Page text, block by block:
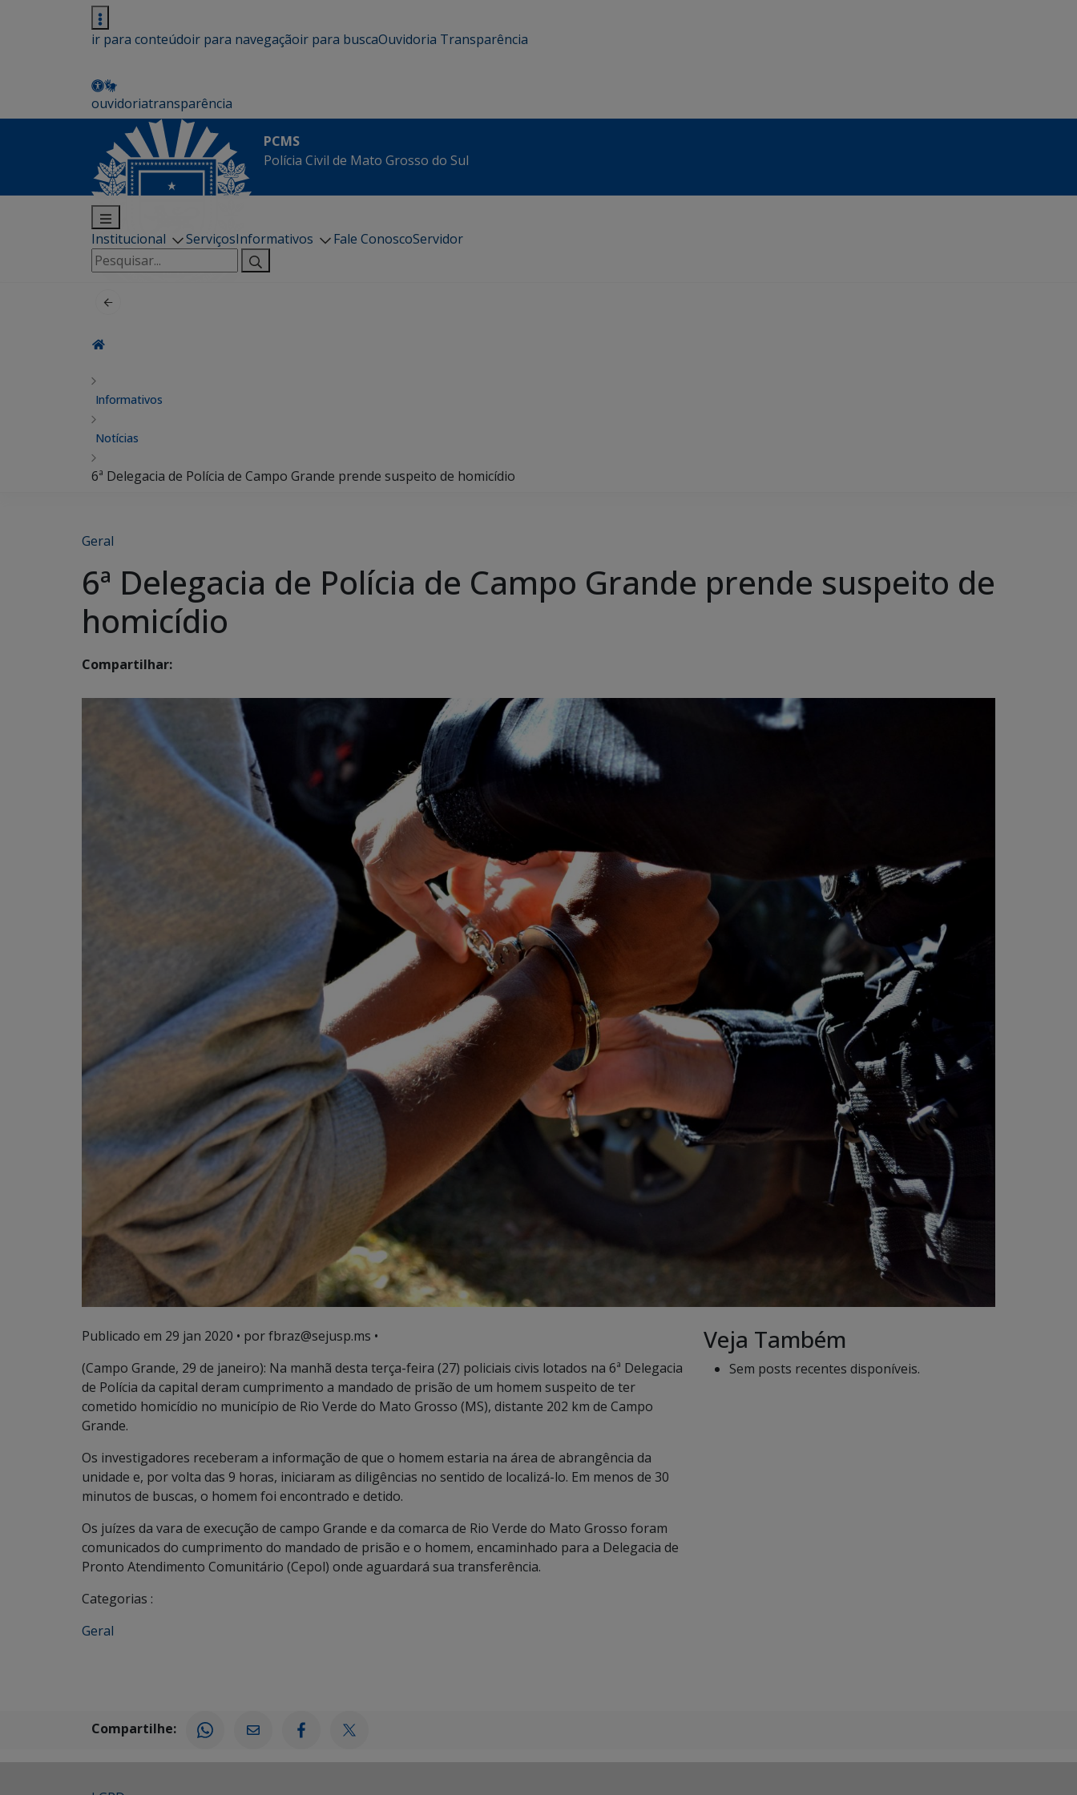
ir para conteúdoir para navegaçãoir para buscaOuvidoria Transparência
ouvidoriatransparência
PCMS
Polícia Civil de Mato Grosso do Sul
Institucional ServiçosInformativos Fale ConoscoServidor
Pesquisar
por:
Informativos
Notícias
6ª Delegacia de Polícia de Campo Grande prende suspeito de homicídio
Geral
6ª Delegacia de Polícia de Campo Grande prende suspeito de
homicídio
Compartilhar:
Publicado em 29 jan 2020 • por fbraz@sejusp.ms •
(Campo Grande, 29 de janeiro): Na manhã desta terça-feira (27) policiais civis lotados na 6ª Delegacia
de Polícia da capital deram cumprimento a mandado de prisão de um homem suspeito de ter
cometido homicídio no município de Rio Verde do Mato Grosso (MS), distante 202 km de Campo
Grande.
Os investigadores receberam a informação de que o homem estaria na área de abrangência da
unidade e, por volta das 9 horas, iniciaram as diligências no sentido de localizá-lo. Em menos de 30
minutos de buscas, o homem foi encontrado e detido.
Os juízes da vara de execução de campo Grande e da comarca de Rio Verde do Mato Grosso foram
comunicados do cumprimento do mandado de prisão e o homem, encaminhado para a Delegacia de
Pronto Atendimento Comunitário (Cepol) onde aguardará sua transferência.
Categorias :
Geral
Veja Também
Sem posts recentes disponíveis.
Compartilhe: